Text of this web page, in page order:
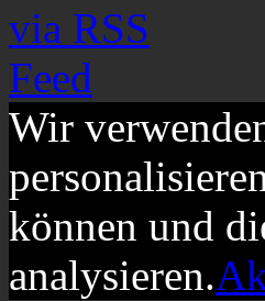
Wir
können und
analysieren.